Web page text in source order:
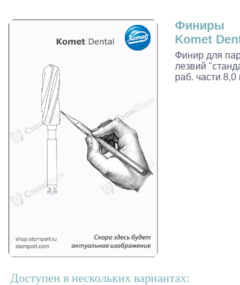
Наконечники и переходники KaVo
Финиры
Komet
Финир для
лезвий
раб. части
Доступен в нескольких вариантах: